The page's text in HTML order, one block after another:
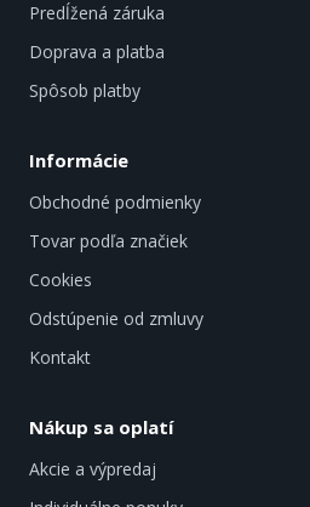
Predĺžená záruka
Doprava a platba
Spôsob platby
Informácie
Obchodné podmienky
Tovar podľa značiek
Cookies
Odstúpenie od zmluvy
Kontakt
Nákup sa oplatí
Akcie a výpredaj